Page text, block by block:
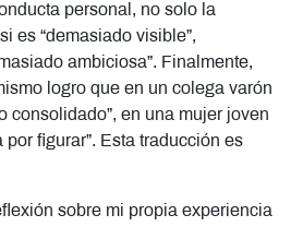
personal, no solo la
es “demasiado visible”,
ambiciosa”. Finalmente,
logro que en un colega varón
consolidado”, en una mujer joven
por figurar”. Esta traducción es
sobre mi propia experiencia